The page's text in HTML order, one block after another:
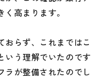
高まります。
らず、これまではこ
いう理解でいたのです
ラが整備されたのでし